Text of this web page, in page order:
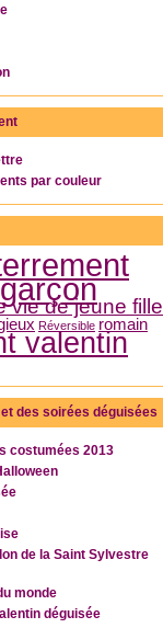
par couleur
vie de jeune fille
Réversible romain
valentin
des soirées déguisées
costumées 2013
de la Saint Sylvestre
monde
déguisée